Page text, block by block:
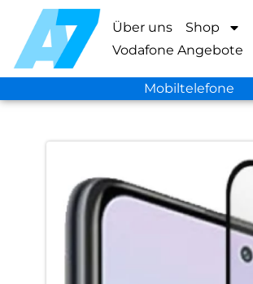
Über uns Shop
Vodafone Angebote
Mobiltelefone